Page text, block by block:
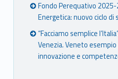
Fondo Perequativo
Energetica: nuovo ciclo di
“Facciamo semplice
Venezia. Veneto
innovazione e